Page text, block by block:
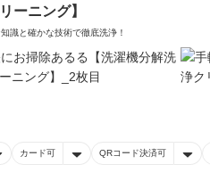
ーニング】
識と確かな技術で徹底洗浄！
カード可 QRコード決済可